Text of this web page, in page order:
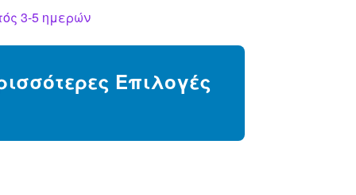
είναι:
29.00 €.
3-5 ημερών
Επιλογές